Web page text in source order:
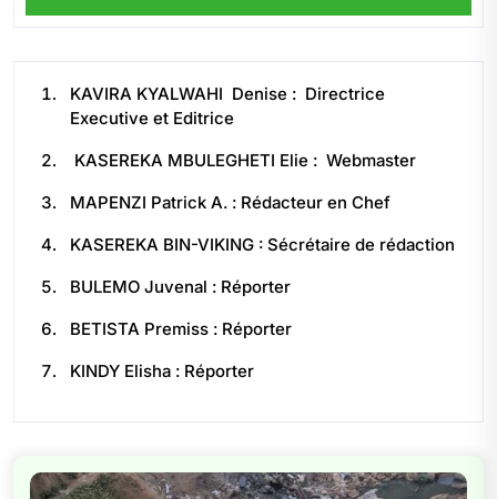
KAVIRA KYALWAHI Denise : Directrice
Executive et Editrice
KASEREKA MBULEGHETI Elie : Webmaster
MAPENZI Patrick A. : Rédacteur en Chef
KASEREKA BIN-VIKING : Sécrétaire de rédaction
BULEMO Juvenal : Réporter
BETISTA Premiss : Réporter
KINDY Elisha : Réporter